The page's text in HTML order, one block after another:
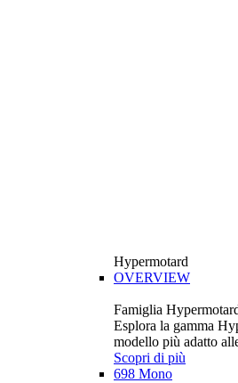
Hypermotard
OVERVIEW
Famiglia
Esplora la gamma
modello più adatto
Scopri di più
698 Mono